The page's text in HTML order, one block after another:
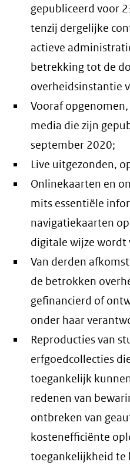
gepubliceerd voor
tenzij dergelijke
actieve
betrekking tot de
overheidsinstantie
Vooraf
media die zijn
september 2020;
Live uitgezonden,
Onlinekaarten en
mits essentiële
navigatiekaarten
digitale wijze wordt
Van derden
de betrokken
gefinancierd of
onder haar
Reproducties van
erfgoedcollecties
toegankelijk
redenen van
ontbreken van
kostenefficiënte
toegankelijkheid te